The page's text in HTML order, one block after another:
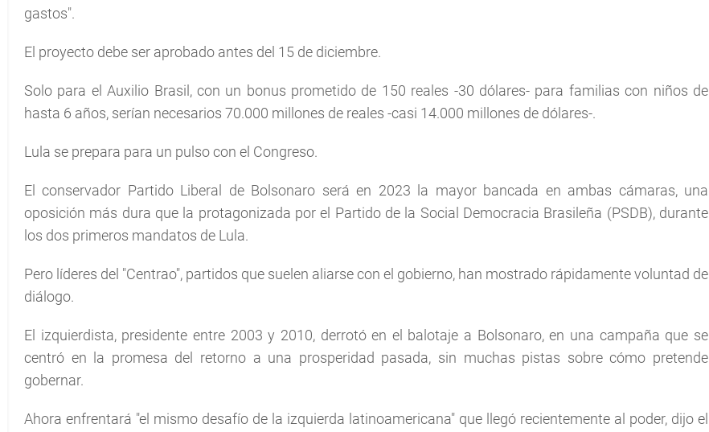
gastos".
El proyecto debe ser aprobado antes del 15 de diciembre.
Solo para el Auxilio Brasil, con un bonus prometido de 150 reales -30 dólares- para familias con niños de
hasta 6 años, serían necesarios 70.000 millones de reales -casi 14.000 millones de dólares-.
Lula se prepara para un pulso con el Congreso.
El conservador Partido Liberal de Bolsonaro será en 2023 la mayor bancada en ambas cámaras, una
oposición más dura que la protagonizada por el Partido de la Social Democracia Brasileña (PSDB), durante
los dos primeros mandatos de Lula.
Pero líderes del "Centrao", partidos que suelen aliarse con el gobierno, han mostrado rápidamente voluntad de
diálogo.
El izquierdista, presidente entre 2003 y 2010, derrotó en el balotaje a Bolsonaro, en una campaña que se
centró en la promesa del retorno a una prosperidad pasada, sin muchas pistas sobre cómo pretende
gobernar.
Ahora enfrentará "el mismo desafío de la izquierda latinoamericana" que llegó recientemente al poder, dijo el